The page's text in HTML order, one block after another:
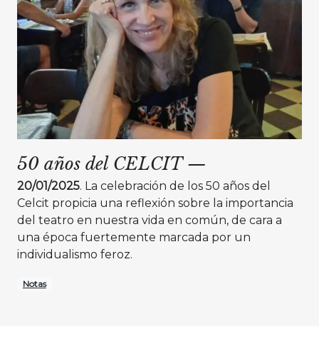
50 años del CELCIT—
20/01/2025. La celebración de los 50 años del
Celcit propicia una reflexión sobre la importancia
del teatro en nuestra vida en común, de cara a
una época fuertemente marcada por un
individualismo feroz.
Notas